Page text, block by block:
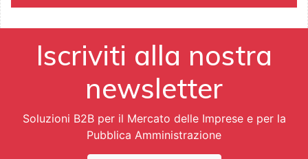
Iscriviti alla nostra
newsletter
Soluzioni B2B per il Mercato delle Imprese e per la
Pubblica Amministrazione